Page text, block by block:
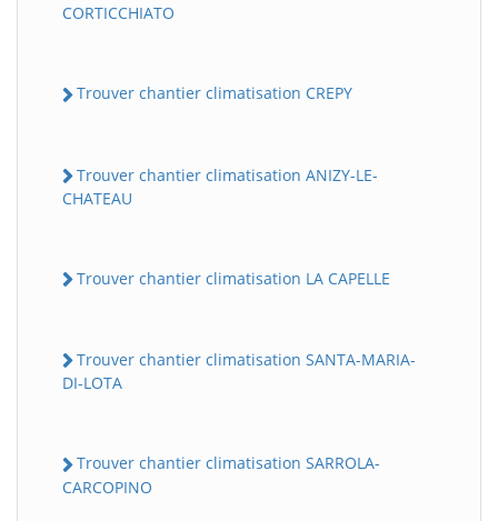
CORTICCHIATO
Trouver chantier climatisation CREPY
Trouver chantier climatisation ANIZY-LE-
CHATEAU
Trouver chantier climatisation LA CAPELLE
Trouver chantier climatisation SANTA-MARIA-
DI-LOTA
Trouver chantier climatisation SARROLA-
CARCOPINO